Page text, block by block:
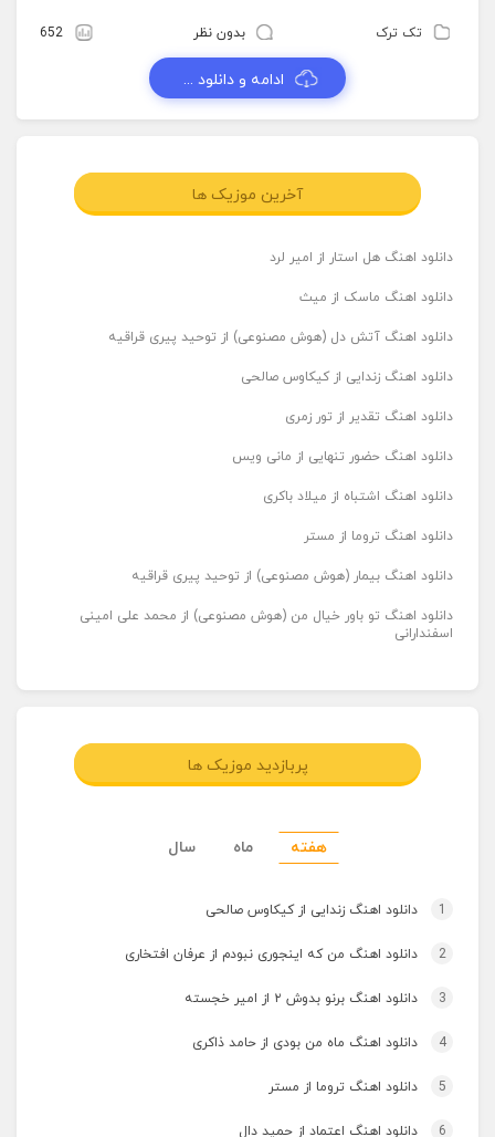
تک ترک بدون نظر 652
ادامه و دانلود ...
آخرین موزیک ها
دانلود اهنگ هل استار از امیر لرد
دانلود اهنگ ماسک از میث
دانلود اهنگ آتش دل (هوش مصنوعی) از توحید پیری قراقیه
دانلود اهنگ زندایی از کیکاوس صالحی
دانلود اهنگ تقدیر از تور زمری
دانلود اهنگ حضور تنهایی از مانی ویس
دانلود اهنگ اشتباه از میلاد باکری
دانلود اهنگ تروما از مستر
دانلود اهنگ بیمار (هوش مصنوعی) از توحید پیری قراقیه
دانلود اهنگ تو باور خیال من (هوش مصنوعی) از محمد علی امینی
اسفندارانی
پربازدید موزیک ها
هفته ماه سال
1 دانلود اهنگ زندایی از کیکاوس صالحی
2 دانلود اهنگ من که اینجوری نبودم از عرفان افتخاری
3 دانلود اهنگ برنو بدوش ۲ از امیر خجسته
4 دانلود اهنگ ماه من بودی از حامد ذاکری
5 دانلود اهنگ تروما از مستر
6 دانلود اهنگ اعتماد از حمید دال